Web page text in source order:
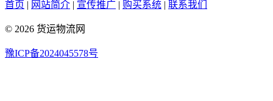
首页 | 网站简介 | 宣传推广 | 购买系统 | 联系我们
© 2026 货运物流网
豫ICP备2024045578号